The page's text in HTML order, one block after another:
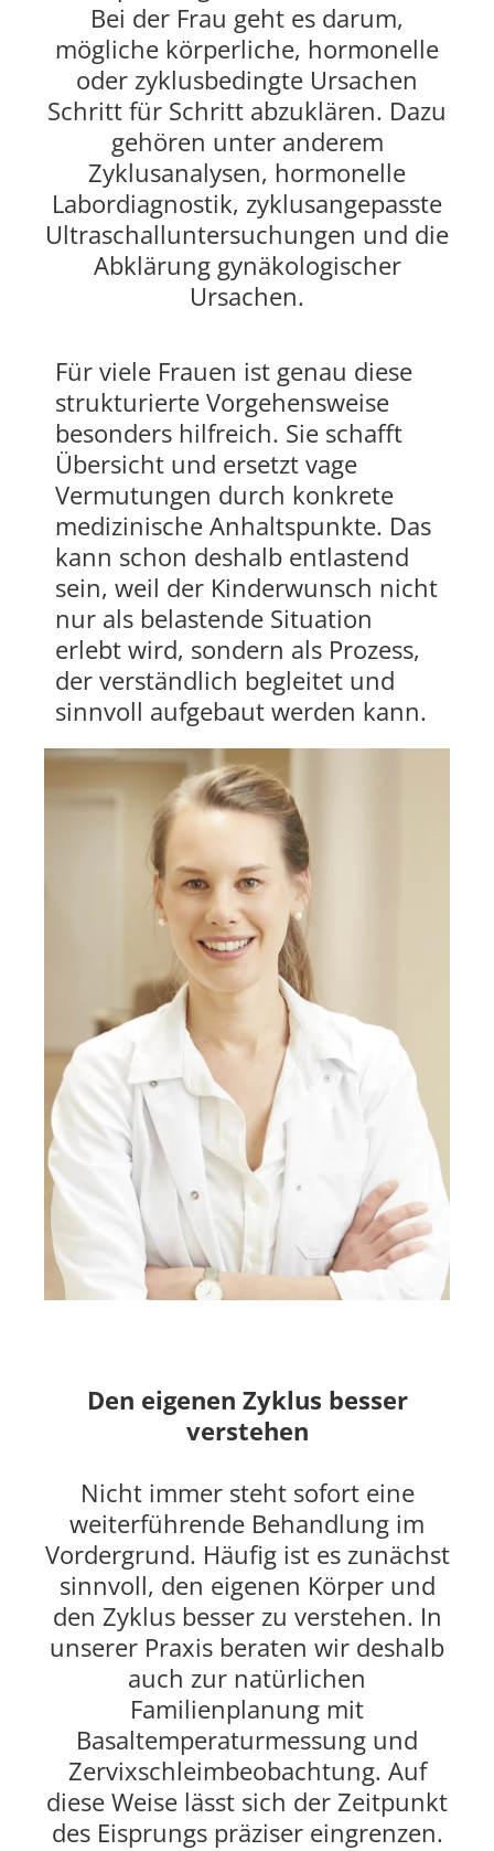
Bei der Frau geht es darum,
mögliche körperliche, hormonelle
oder zyklusbedingte Ursachen
Schritt für Schritt abzuklären. Dazu
gehören unter anderem
Zyklusanalysen, hormonelle
Labordiagnostik, zyklusangepasste
Ultraschalluntersuchungen und die
Abklärung gynäkologischer
Ursachen.
Für viele Frauen ist genau diese
strukturierte Vorgehensweise
besonders hilfreich. Sie schafft
Übersicht und ersetzt vage
Vermutungen durch konkrete
medizinische Anhaltspunkte. Das
kann schon deshalb entlastend
sein, weil der Kinderwunsch nicht
nur als belastende Situation
erlebt wird, sondern als Prozess,
der verständlich begleitet und
sinnvoll aufgebaut werden kann.
Den eigenen Zyklus besser
verstehen
Nicht immer steht sofort eine
weiterführende Behandlung im
Vordergrund. Häufig ist es zunächst
sinnvoll, den eigenen Körper und
den Zyklus besser zu verstehen. In
unserer Praxis beraten wir deshalb
auch zur natürlichen
Familienplanung mit
Basaltemperaturmessung und
Zervixschleimbeobachtung. Auf
diese Weise lässt sich der Zeitpunkt
des Eisprungs präziser eingrenzen.